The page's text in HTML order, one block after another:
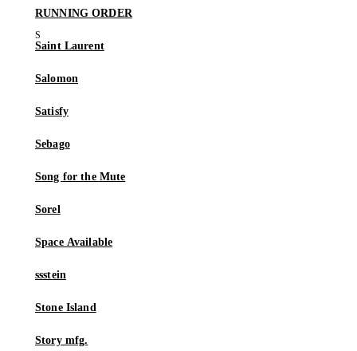
RUNNING ORDER
Saint Laurent
Salomon
Satisfy
Sebago
Song for the Mute
Sorel
Space Available
ssstein
Stone Island
Story mfg.